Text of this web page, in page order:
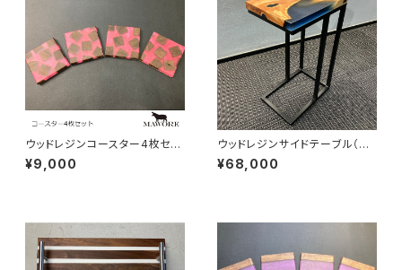
ウッドレジンコースター4枚セッ
ト（レッド：ウァルナット）mawor
e-c0002
¥9,000
ウッドレジンサイドテーブル（ブ
ルー：貝塚伊吹）mawore-t00
9
¥68,000